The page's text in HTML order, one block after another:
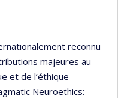
reconnu
majeures au
et de l’éthique
Neuroethics: